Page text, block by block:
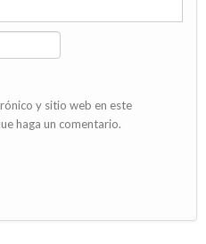
y sitio web en este
haga un comentario.